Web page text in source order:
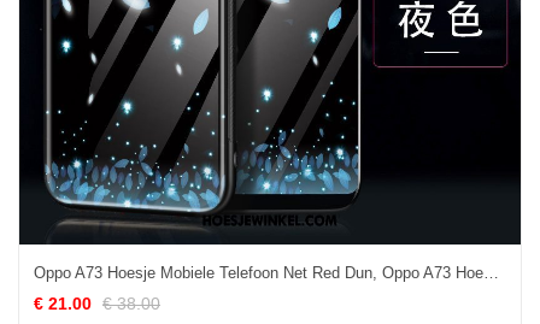
Oppo A73 Hoesje Mobiele Telefoon Net Red Dun, Oppo A73 Hoesje Glas Zacht
€ 21.00 € 38.00